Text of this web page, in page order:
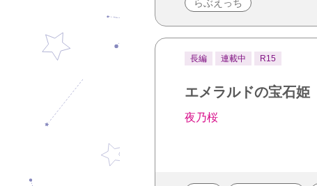
らぶえっち
長編 連載中 R15
エメラルドの宝石姫
夜乃桜